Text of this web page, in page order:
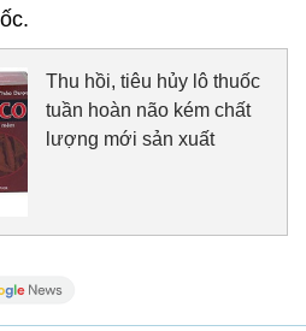
Thu hồi, tiêu hủy lô thuốc
tuần hoàn não kém chất
lượng mới sản xuất